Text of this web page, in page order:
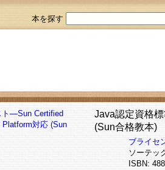
本を探す
Java認定資格
(Sun合格教本)
ブライセ
ソーテッ
ISBN: